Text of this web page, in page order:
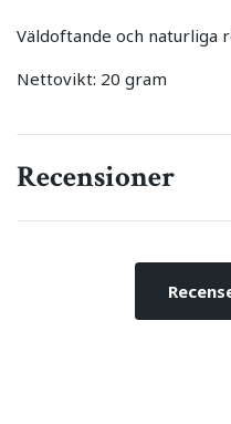
Väldoftande och naturliga
Nettovikt: 20 gram
Recensioner